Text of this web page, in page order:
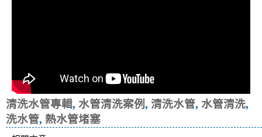
清洗水管專輯, 水管清洗案例, 清洗水管, 水管清洗,
洗水管, 熱水管堵塞